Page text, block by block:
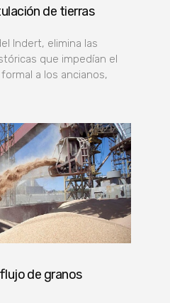
de tierras
Indert, elimina las
que impedían el
a los ancianos,
de granos